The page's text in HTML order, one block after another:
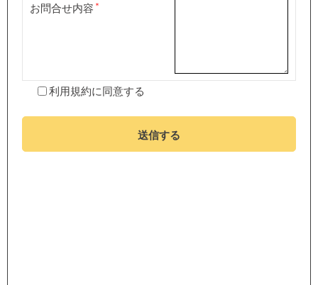
お問合せ内容
利用規約に同意する
送信する